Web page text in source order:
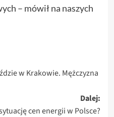
– mówił na naszych
w Krakowie. Mężczyzna
Dalej:
cen energii w Polsce?